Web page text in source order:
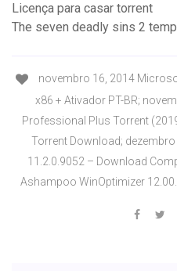
Licença para casar torrent
The seven deadly sins 2
novembro 16, 2014
x86 + Ativador PT-BR;
Professional Plus Torrent
Torrent Download;
11.2.0.9052 – Download
Ashampoo WinOptimizer